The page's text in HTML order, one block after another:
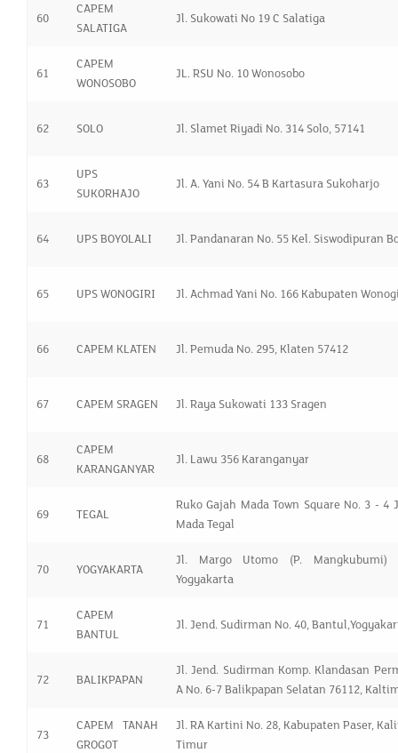
60
CAPEM
SALATIGA
Jl. Sukowati No 19 C Salatiga
61
CAPEM
WONOSOBO
JL. RSU No. 10 Wonosobo
62 SOLO Jl. Slamet Riyadi No. 314 Solo, 57141
63
UPS
SUKORHAJO
Jl. A. Yani No. 54 B Kartasura Sukoharjo
64 UPS BOYOLALI Jl. Pandanaran No. 55 Kel. Siswodipuran
65 UPS WONOGIRI Jl. Achmad Yani No. 166 Kabupaten
66 CAPEM KLATEN Jl. Pemuda No. 295, Klaten 57412
67 CAPEM SRAGEN Jl. Raya Sukowati 133 Sragen
68
CAPEM
KARANGANYAR
Jl. Lawu 356 Karanganyar
69 TEGAL
Ruko Gajah Mada Town Square No. 3 - 4
Mada Tegal
70 YOGYAKARTA
Jl. Margo Utomo (P. Mangkubumi)
Yogyakarta
71
CAPEM
BANTUL
Jl. Jend. Sudirman No. 40,
72 BALIKPAPAN
Jl. Jend. Sudirman Komp. Klandasan
A No. 6-7 Balikpapan Selatan 76112,
73
CAPEM TANAH
GROGOT
Jl. RA Kartini No. 28, Kabupaten Paser,
Timur